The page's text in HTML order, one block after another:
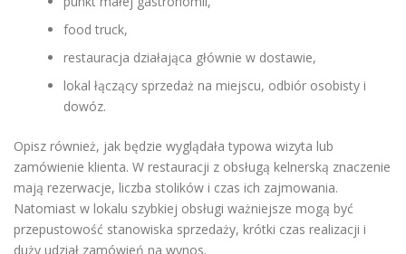
food truck,
restauracja działająca głównie w dostawie,
lokal łączący sprzedaż na miejscu, odbiór osobisty i
dowóz.
Opisz również, jak będzie wyglądała typowa wizyta lub
zamówienie klienta. W restauracji z obsługą kelnerską znaczenie
mają rezerwacje, liczba stolików i czas ich zajmowania.
Natomiast w lokalu szybkiej obsługi ważniejsze mogą być
przepustowość stanowiska sprzedaży, krótki czas realizacji i
duży udział zamówień na wynos.